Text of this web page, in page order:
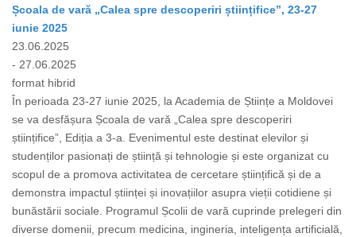
Școala de vară „Calea spre descoperiri științifice”, 23-27
iunie 2025
23.06.2025
- 27.06.2025
format hibrid
În perioada 23-27 iunie 2025, la Academia de Științe a Moldovei
se va desfășura Școala de vară „Calea spre descoperiri
științifice”, Ediția a 3-a. Evenimentul este destinat elevilor și
studenților pasionați de știință și tehnologie și este organizat cu
scopul de a promova activitatea de cercetare științifică și de a
demonstra impactul științei și inovațiilor asupra vieții cotidiene și
bunăstării sociale. Programul Școlii de vară cuprinde prelegeri din
diverse domenii, precum medicina, ingineria, inteligența artificială,